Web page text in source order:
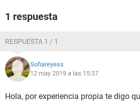
1 respuesta
RESPUESTA 1 / 1
Sofiareyess
12 may 2019 a las 15:37
Hola, por experiencia propia te digo